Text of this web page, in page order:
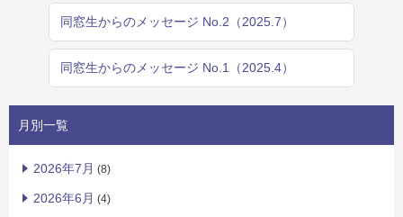
同窓生からのメッセージ No.2（2025.7）
同窓生からのメッセージ No.1（2025.4）
月別一覧
2026年7月 (8)
2026年6月 (4)